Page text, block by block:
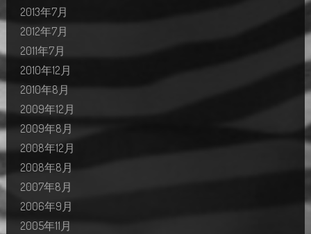
2013年7月
2012年7月
2011年7月
2010年12月
2010年8月
2009年12月
2009年8月
2008年12月
2008年8月
2007年8月
2006年9月
2005年11月